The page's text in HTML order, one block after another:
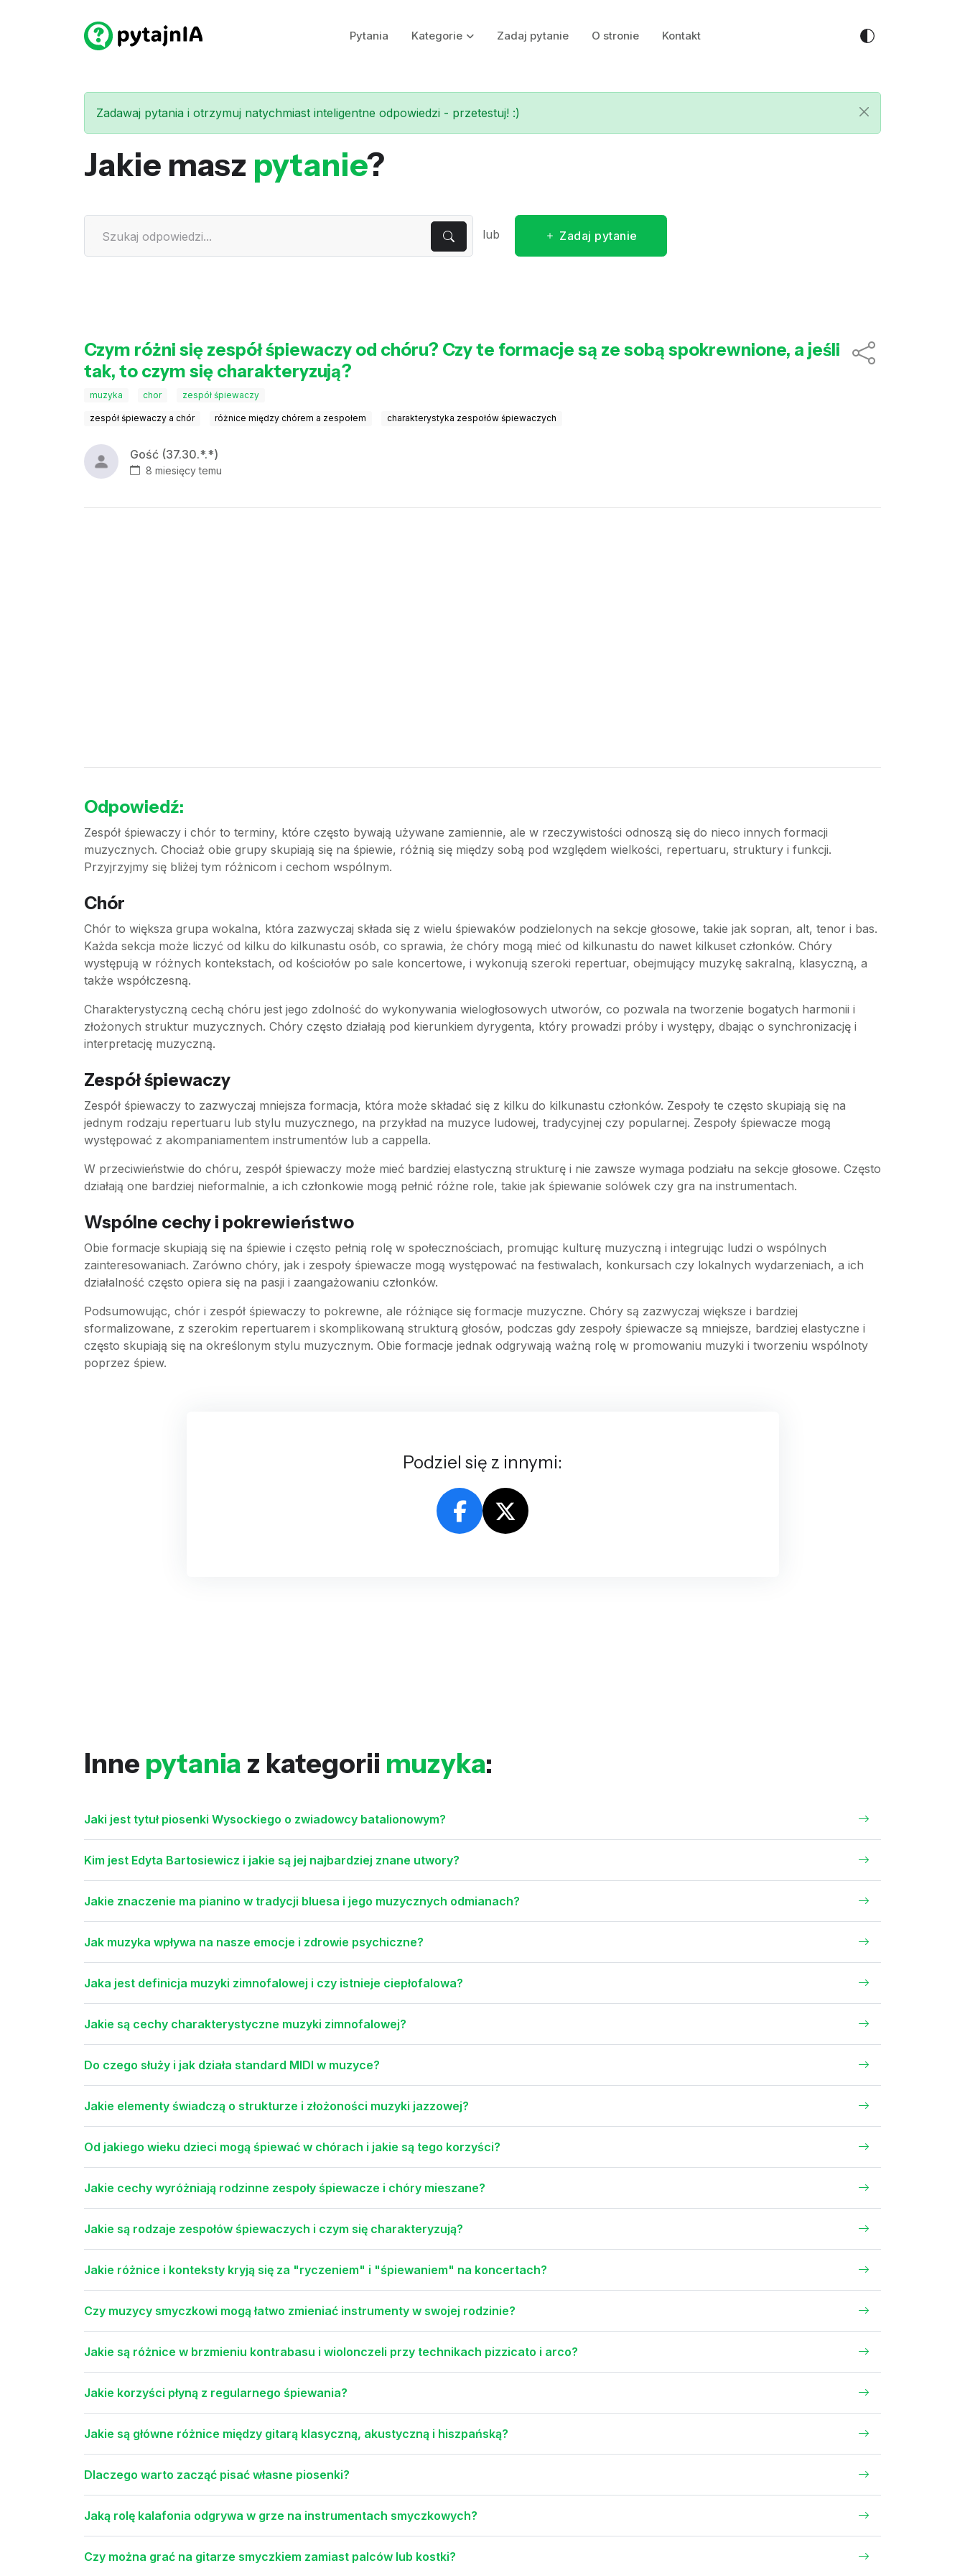
Pytania Kategorie Zadaj pytanie O stronie Kontakt
Zadawaj pytania i otrzymuj natychmiast inteligentne odpowiedzi - przetestuj! :)
Jakie masz pytanie?
lub Zadaj pytanie
Czym różni się zespół śpiewaczy od chóru? Czy te formacje są ze sobą spokrewnione, a jeśli
tak, to czym się charakteryzują?
muzyka chor zespół śpiewaczy
zespół śpiewaczy a chór różnice między chórem a zespołem charakterystyka zespołów śpiewaczych
Gość (37.30.*.*)
8 miesięcy temu
Odpowiedź:
Zespół śpiewaczy i chór to terminy, które często bywają używane zamiennie, ale w rzeczywistości odnoszą się do nieco innych formacji
muzycznych. Chociaż obie grupy skupiają się na śpiewie, różnią się między sobą pod względem wielkości, repertuaru, struktury i funkcji.
Przyjrzyjmy się bliżej tym różnicom i cechom wspólnym.
Chór
Chór to większa grupa wokalna, która zazwyczaj składa się z wielu śpiewaków podzielonych na sekcje głosowe, takie jak sopran, alt, tenor i bas.
Każda sekcja może liczyć od kilku do kilkunastu osób, co sprawia, że chóry mogą mieć od kilkunastu do nawet kilkuset członków. Chóry
występują w różnych kontekstach, od kościołów po sale koncertowe, i wykonują szeroki repertuar, obejmujący muzykę sakralną, klasyczną, a
także współczesną.
Charakterystyczną cechą chóru jest jego zdolność do wykonywania wielogłosowych utworów, co pozwala na tworzenie bogatych harmonii i
złożonych struktur muzycznych. Chóry często działają pod kierunkiem dyrygenta, który prowadzi próby i występy, dbając o synchronizację i
interpretację muzyczną.
Zespół śpiewaczy
Zespół śpiewaczy to zazwyczaj mniejsza formacja, która może składać się z kilku do kilkunastu członków. Zespoły te często skupiają się na
jednym rodzaju repertuaru lub stylu muzycznego, na przykład na muzyce ludowej, tradycyjnej czy popularnej. Zespoły śpiewacze mogą
występować z akompaniamentem instrumentów lub a cappella.
W przeciwieństwie do chóru, zespół śpiewaczy może mieć bardziej elastyczną strukturę i nie zawsze wymaga podziału na sekcje głosowe. Często
działają one bardziej nieformalnie, a ich członkowie mogą pełnić różne role, takie jak śpiewanie solówek czy gra na instrumentach.
Wspólne cechy i pokrewieństwo
Obie formacje skupiają się na śpiewie i często pełnią rolę w społecznościach, promując kulturę muzyczną i integrując ludzi o wspólnych
zainteresowaniach. Zarówno chóry, jak i zespoły śpiewacze mogą występować na festiwalach, konkursach czy lokalnych wydarzeniach, a ich
działalność często opiera się na pasji i zaangażowaniu członków.
Podsumowując, chór i zespół śpiewaczy to pokrewne, ale różniące się formacje muzyczne. Chóry są zazwyczaj większe i bardziej
sformalizowane, z szerokim repertuarem i skomplikowaną strukturą głosów, podczas gdy zespoły śpiewacze są mniejsze, bardziej elastyczne i
często skupiają się na określonym stylu muzycznym. Obie formacje jednak odgrywają ważną rolę w promowaniu muzyki i tworzeniu wspólnoty
poprzez śpiew.
Podziel się z innymi:
Inne pytania z kategorii muzyka:
Jaki jest tytuł piosenki Wysockiego o zwiadowcy batalionowym?
Kim jest Edyta Bartosiewicz i jakie są jej najbardziej znane utwory?
Jakie znaczenie ma pianino w tradycji bluesa i jego muzycznych odmianach?
Jak muzyka wpływa na nasze emocje i zdrowie psychiczne?
Jaka jest definicja muzyki zimnofalowej i czy istnieje ciepłofalowa?
Jakie są cechy charakterystyczne muzyki zimnofalowej?
Do czego służy i jak działa standard MIDI w muzyce?
Jakie elementy świadczą o strukturze i złożoności muzyki jazzowej?
Od jakiego wieku dzieci mogą śpiewać w chórach i jakie są tego korzyści?
Jakie cechy wyróżniają rodzinne zespoły śpiewacze i chóry mieszane?
Jakie są rodzaje zespołów śpiewaczych i czym się charakteryzują?
Jakie różnice i konteksty kryją się za "ryczeniem" i "śpiewaniem" na koncertach?
Czy muzycy smyczkowi mogą łatwo zmieniać instrumenty w swojej rodzinie?
Jakie są różnice w brzmieniu kontrabasu i wiolonczeli przy technikach pizzicato i arco?
Jakie korzyści płyną z regularnego śpiewania?
Jakie są główne różnice między gitarą klasyczną, akustyczną i hiszpańską?
Dlaczego warto zacząć pisać własne piosenki?
Jaką rolę kalafonia odgrywa w grze na instrumentach smyczkowych?
Czy można grać na gitarze smyczkiem zamiast palców lub kostki?